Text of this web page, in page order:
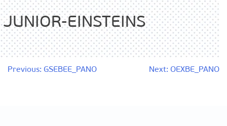
JUNIOR-EINSTEINS
Πλοήγηση
Previous: GSEBEE_PANO Next: OEXBE_PANO